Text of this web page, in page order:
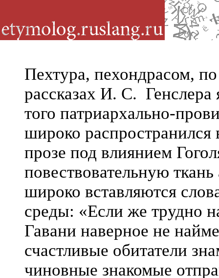
Пехтура, пехондрасом,
рассказах И. С.
того патриархально-
широко распространился
прозе под влиянием
повествовательную
широко вставляются
среды: «Если же трудно
Гавани наверное не
счастливые обитатели
чиновные знакомые